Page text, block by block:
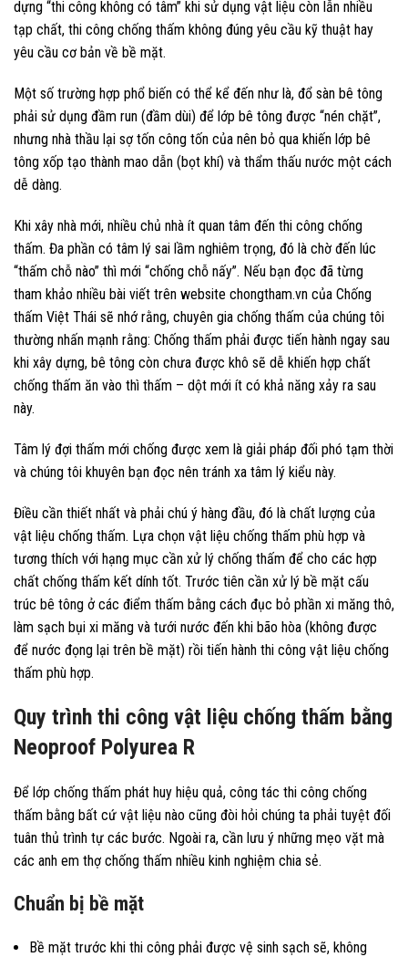
dựng “thi công không có tâm” khi sử dụng vật liệu còn lẫn nhiều
tạp chất, thi công chống thấm không đúng yêu cầu kỹ thuật hay
yêu cầu cơ bản về bề mặt.
Một số trường hợp phổ biến có thể kể đến như là, đổ sàn bê tông
phải sử dụng đầm run (đầm dùi) để lớp bê tông được “nén chặt”,
nhưng nhà thầu lại sợ tốn công tốn của nên bỏ qua khiến lớp bê
tông xốp tạo thành mao dẫn (bọt khí) và thẩm thấu nước một cách
dễ dàng.
Khi xây nhà mới, nhiều chủ nhà ít quan tâm đến thi công chống
thấm. Đa phần có tâm lý sai lầm nghiêm trọng, đó là chờ đến lúc
“thấm chỗ nào” thì mới “chống chỗ nấy”. Nếu bạn đọc đã từng
tham khảo nhiều bài viết trên website chongtham.vn của Chống
thấm Việt Thái sẽ nhớ rằng, chuyên gia chống thấm của chúng tôi
thường nhấn mạnh rằng: Chống thấm phải được tiến hành ngay sau
khi xây dựng, bê tông còn chưa được khô sẽ dễ khiến hợp chất
chống thấm ăn vào thì thấm – dột mới ít có khả năng xảy ra sau
này.
Tâm lý đợi thấm mới chống được xem là giải pháp đối phó tạm thời
và chúng tôi khuyên bạn đọc nên tránh xa tâm lý kiểu này.
Điều cần thiết nhất và phải chú ý hàng đầu, đó là chất lượng của
vật liệu chống thấm. Lựa chọn vật liệu chống thấm phù hợp và
tương thích với hạng mục cần xử lý chống thấm để cho các hợp
chất chống thấm kết dính tốt. Trước tiên cần xử lý bề mặt cấu
trúc bê tông ở các điểm thấm bằng cách đục bỏ phần xi măng thô,
làm sạch bụi xi măng và tưới nước đến khi bão hòa (không được
để nước đọng lại trên bề mặt) rồi tiến hành thi công vật liệu chống
thấm phù hợp.
Quy trình thi công vật liệu chống thấm bằng
Neoproof Polyurea R
Để lớp chống thấm phát huy hiệu quả, công tác thi công chống
thấm bằng bất cứ vật liệu nào cũng đòi hỏi chúng ta phải tuyệt đối
tuân thủ trình tự các bước. Ngoài ra, cần lưu ý những mẹo vặt mà
các anh em thợ chống thấm nhiều kinh nghiệm chia sẻ.
Chuẩn bị bề mặt
Bề mặt trước khi thi công phải được vệ sinh sạch sẽ, không